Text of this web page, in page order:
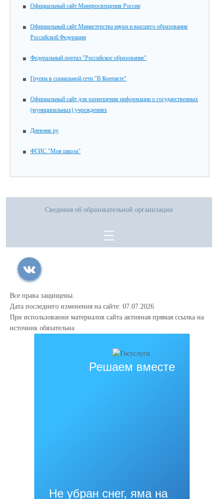
Официальный сайт Минпросвещения России
Официальный сайт Министерства науки и высшего образования
Российской Федерации
Федеральный портал "Российское образование"
Группа в социальной сети "В Контакте"
Официальный сайт для размещения информации о государственных
(муниципальных) учреждениях
Дневник.ру
ФГИС "Моя школа"
Сведения об образовательной организации
Все права защищены.
Дата последнего изменения на сайте: 07.07.2026
При использовании материалов сайта активная прямая ссылка на
источник обязательна
Решаем вместе
Не убран снег, яма на